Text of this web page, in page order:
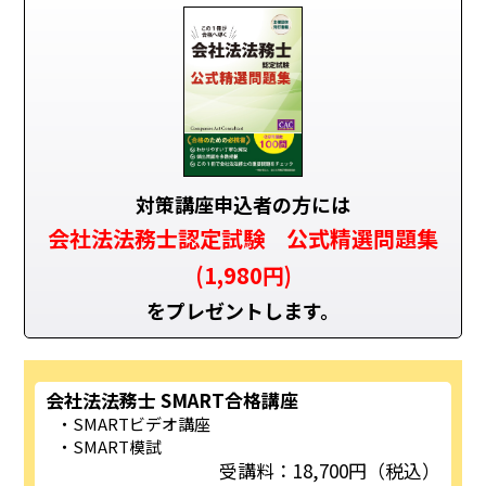
対策講座申込者の方には
会社法法務士認定試験 公式精選問題集
(1,980円)
をプレゼントします。
会社法法務士 SMART合格講座
SMARTビデオ講座
SMART模試
受講料：18,700円（税込）